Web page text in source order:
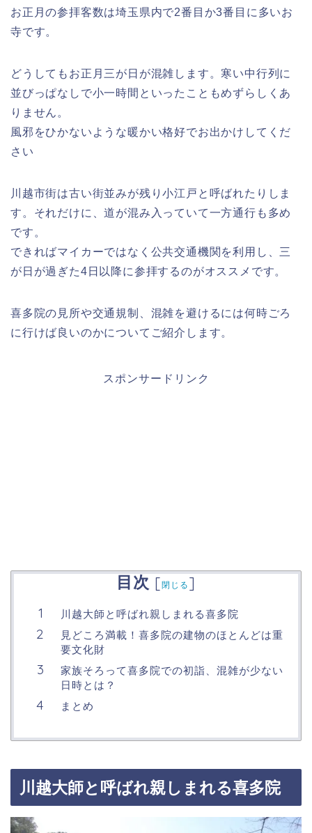
お正月の参拝客数は埼玉県内で2番目か3番目に多いお
寺です。
どうしてもお正月三が日が混雑します。寒い中行列に
並びっぱなしで小一時間といったこともめずらしくあ
りません。
風邪をひかないような暖かい格好でお出かけしてくだ
さい
川越市街は古い街並みが残り小江戸と呼ばれたりしま
す。それだけに、道が混み入っていて一方通行も多め
です。
できればマイカーではなく公共交通機関を利用し、三
が日が過ぎた4日以降に参拝するのがオススメです。
喜多院の見所や交通規制、混雑を避けるには何時ごろ
に行けば良いのかについてご紹介します。
スポンサードリンク
目次 [閉じる ]
川越大師と呼ばれ親しまれる喜多院
見どころ満載！喜多院の建物のほとんどは重
要文化財
家族そろって喜多院での初詣、混雑が少ない
日時とは？
まとめ
川越大師と呼ばれ親しまれる喜多院